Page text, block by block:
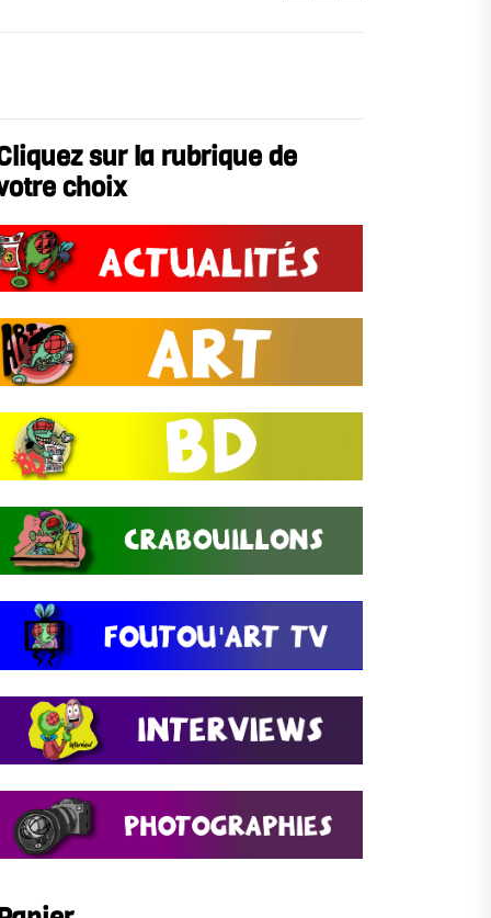
sur la rubrique de
choix